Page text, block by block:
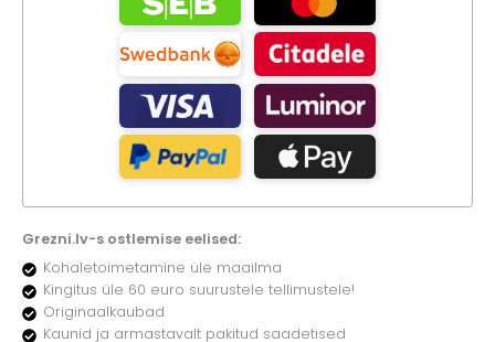
Grezni.lv-s ostlemise eelised:
Kohaletoimetamine üle maailma
Kingitus üle 60 euro suurustele tellimustele!
Originaalkaubad
Kaunid ja armastavalt pakitud saadetised